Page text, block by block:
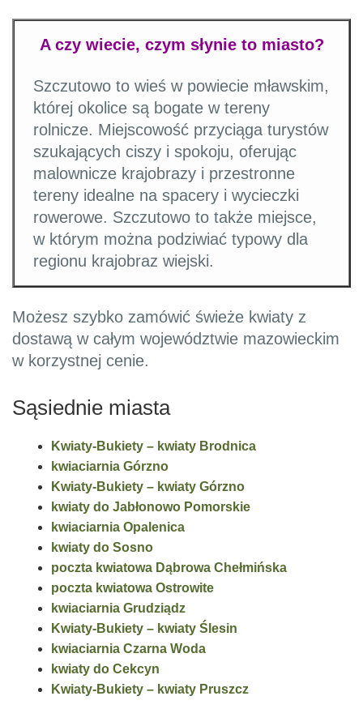
A czy wiecie, czym słynie to miasto?
Szczutowo to wieś w powiecie mławskim,
której okolice są bogate w tereny
rolnicze. Miejscowość przyciąga turystów
szukających ciszy i spokoju, oferując
malownicze krajobrazy i przestronne
tereny idealne na spacery i wycieczki
rowerowe. Szczutowo to także miejsce,
w którym można podziwiać typowy dla
regionu krajobraz wiejski.
Możesz szybko zamówić świeże kwiaty z
dostawą w całym województwie mazowieckim
w korzystnej cenie.
Sąsiednie miasta
Kwiaty-Bukiety – kwiaty Brodnica
kwiaciarnia Górzno
Kwiaty-Bukiety – kwiaty Górzno
kwiaty do Jabłonowo Pomorskie
kwiaciarnia Opalenica
kwiaty do Sosno
poczta kwiatowa Dąbrowa Chełmińska
poczta kwiatowa Ostrowite
kwiaciarnia Grudziądz
Kwiaty-Bukiety – kwiaty Ślesin
kwiaciarnia Czarna Woda
kwiaty do Cekcyn
Kwiaty-Bukiety – kwiaty Pruszcz